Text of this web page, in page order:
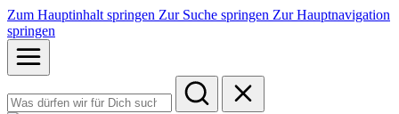
Zum Hauptinhalt springen Zur Suche springen Zur Hauptnavigation
springen